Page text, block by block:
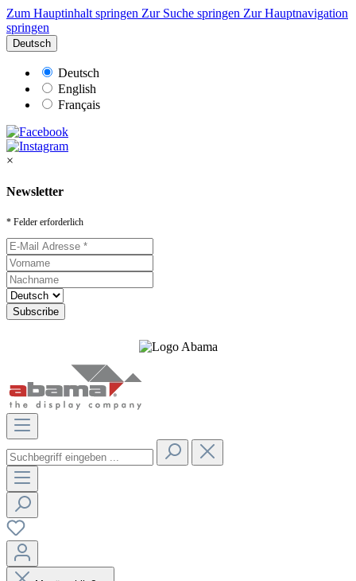
Zum Hauptinhalt springen Zur Suche springen Zur Hauptnavigation
springen
Deutsch
Deutsch
English
Français
×
Newsletter
* Felder erforderlich